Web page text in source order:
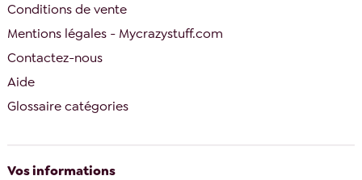
Conditions de vente
Mentions légales - Mycrazystuff.com
Contactez-nous
Aide
Glossaire catégories
Vos informations